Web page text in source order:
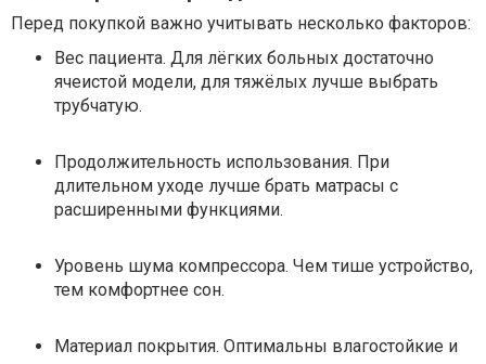
Перед покупкой важно учитывать несколько факторов:
Вес пациента. Для лёгких больных достаточно
ячеистой модели, для тяжёлых лучше выбрать
трубчатую.
Продолжительность использования. При
длительном уходе лучше брать матрасы с
расширенными функциями.
Уровень шума компрессора. Чем тише устройство,
тем комфортнее сон.
Материал покрытия. Оптимальны влагостойкие и